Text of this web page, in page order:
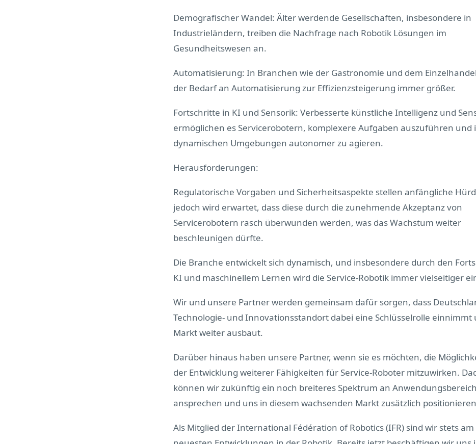
Demografischer Wandel: Älter werdende Gesellschaften, insbesondere in
Industrieländern, treiben die Nachfrage nach Robotik Lösungen im
Gesundheitswesen an.
Automatisierung: In Branchen wie der Gastronomie und dem
der Bedarf an Automatisierung zur Effizienzsteigerung immer größer.
Fortschritte in KI und Sensorik: Verbesserte künstliche Intelligenz und
ermöglichen es Servicerobotern, komplexere Aufgaben auszuführen und
dynamischen Umgebungen autonomer zu agieren.
Herausforderungen:
Regulatorische Vorgaben und Sicherheitsaspekte stellen anfängliche
jedoch wird erwartet, dass diese durch die zunehmende Akzeptanz von
Servicerobotern rasch überwunden werden, was das Wachstum weiter
beschleunigen dürfte.
Die Branche entwickelt sich dynamisch, und insbesondere durch den
KI und maschinellem Lernen wird die Service-Robotik immer vielseitiger
Wir und unsere Partner werden gemeinsam dafür sorgen, dass
Technologie- und Innovationsstandort dabei eine Schlüsselrolle einnimmt
Markt weiter ausbaut.
Darüber hinaus haben unsere Partner, wenn sie es möchten, die
der Entwicklung weiterer Fähigkeiten für Service-Roboter mitzuwirken.
können wir zukünftig ein noch breiteres Spektrum an
ansprechen und uns in diesem wachsenden Markt zusätzlich
Als Mitglied der International Fédération of Robotics (IFR) sind wir stets am